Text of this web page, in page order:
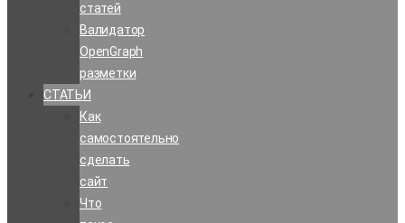
статей
Валидатор
OpenGraph
разметки
СТАТЬИ
Как
самостоятельно
сделать
сайт
Что